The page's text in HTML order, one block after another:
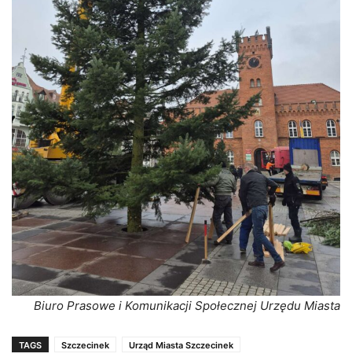
Biuro Prasowe i Komunikacji Społecznej Urzędu Miasta
TAGS Szczecinek Urząd Miasta Szczecinek